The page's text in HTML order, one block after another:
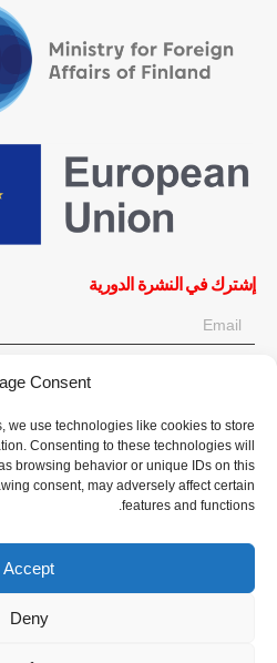
Consent
we use technologies like cookies to store
Consenting to these technologies will
browsing behavior or unique IDs on this
consent, may adversely affect certain
features and functions.
Accept
Deny
إشترك في النشرة الدورية
إحصل على آخر المعلومات حول الأخبار
على النشرة الإخبارية:
تبرع الآن